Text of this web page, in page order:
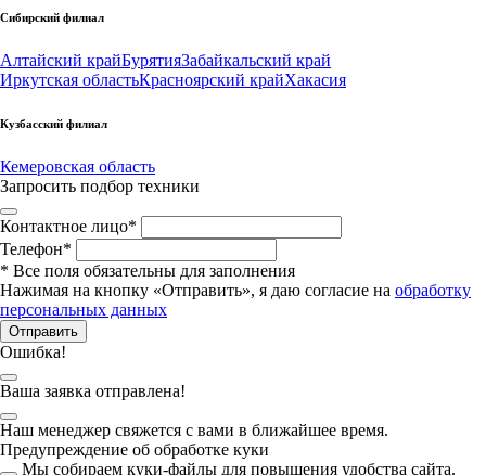
Сибирский филиал
Алтайский крайБурятияЗабайкальский край
Иркутская областьКрасноярский крайХакасия
Кузбасский филиал
Кемеровская область
Запросить подбор техники
Контактное лицо*
Телефон*
* Все поля обязательны для заполнения
Нажимая на кнопку «Отправить», я даю согласие на обработку
персональных данных
Отправить
Ошибка!
Ваша заявка отправлена!
Наш менеджер свяжется с вами в ближайшее время.
Предупреждение об обработке куки
Мы собираем куки-файлы для повышения удобства сайта.